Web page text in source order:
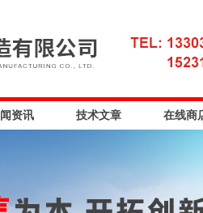
资讯 技术文章 在线商